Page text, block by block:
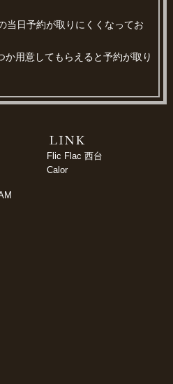
日予約が取りにくくなってお
か用意してもらえると予約が取り
Flic Flac 西台
Calor